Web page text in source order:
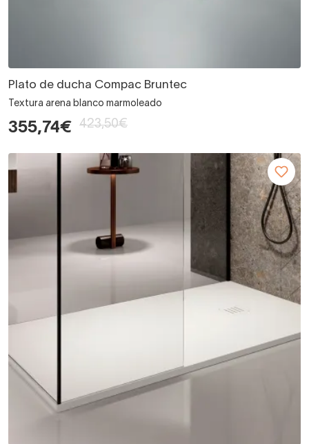
Plato de ducha Compac Bruntec
Textura arena blanco marmoleado
355,74€ 423,50€